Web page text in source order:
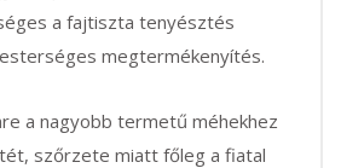
a fajtiszta tenyésztés
megtermékenyítés.
a nagyobb termetű méhekhez
szőrzete miatt főleg a fiatal